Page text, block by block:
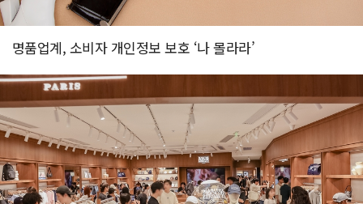
명품업계, 소비자 개인정보 보호 ‘나 몰라라’